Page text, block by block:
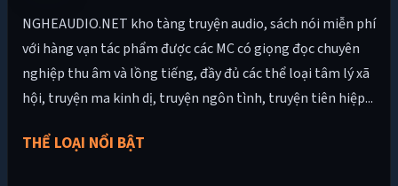
NGHEAUDIO.NET kho tàng truyện audio, sách nói miễn phí
với hàng vạn tác phẩm được các MC có giọng đọc chuyên
nghiệp thu âm và lồng tiếng, đầy đủ các thể loại tâm lý xã
hội, truyện ma kinh dị, truyện ngôn tình, truyện tiên hiệp...
THỂ LOẠI NỔI BẬT